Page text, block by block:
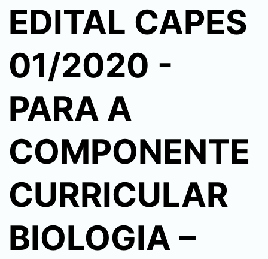
EDITAL CAPES
01/2020 -
PARA A
COMPONENTE
CURRICULAR
BIOLOGIA –